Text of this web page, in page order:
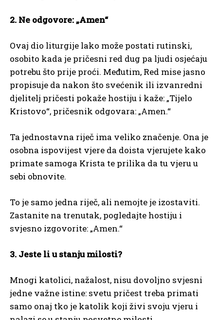
2. Ne odgovore: „Amen“
Ovaj dio liturgije lako može postati rutinski,
osobito kada je pričesni red dug pa ljudi osjećaju
potrebu što prije proći. Međutim, Red mise jasno
propisuje da nakon što svećenik ili izvanredni
djelitelj pričesti pokaže hostiju i kaže: „Tijelo
Kristovo“, pričesnik odgovara: „Amen.“
Ta jednostavna riječ ima veliko značenje. Ona je
osobna ispovijest vjere da doista vjerujete kako
primate samoga Krista te prilika da tu vjeru u
sebi obnovite.
To je samo jedna riječ, ali nemojte je izostaviti.
Zastanite na trenutak, pogledajte hostiju i
svjesno izgovorite: „Amen.“
3. Jeste li u stanju milosti?
Mnogi katolici, nažalost, nisu dovoljno svjesni
jedne važne istine: svetu pričest treba primati
samo onaj tko je katolik koji živi svoju vjeru i